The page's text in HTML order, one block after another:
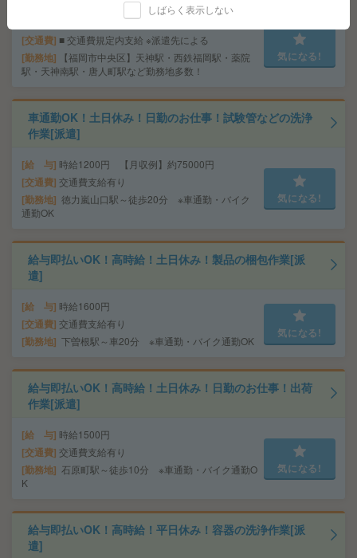
時給1,500円～1,875円
交通費 ■ 交通費規定内支給 ※派遣先による
勤務地
【福岡市中央区】天神駅・西鉄福岡駅・薬院
駅・天神南駅・唐人町駅など勤務地多数！
気になる!
車通勤OK！土日休み！日勤のお仕事！試験管などの洗浄
作業[派遣]
給 与 時給1200円 【月収例】約75000円
交通費 交通費支給有り
勤務地 徳力嵐山口駅～徒歩20分 ※車通勤・バイク
通勤OK
気になる!
給与即払いOK！高時給！土日休み！製品の梱包作業[派
遣]
給 与 時給1600円
交通費 交通費支給有り
勤務地 下曽根駅～車20分 ※車通勤・バイク通勤OK
気になる!
給与即払いOK！高時給！土日休み！日勤のお仕事！出荷
作業[派遣]
給 与 時給1500円
交通費 交通費支給有り
勤務地 石原町駅～徒歩10分 ※車通勤・バイク通勤O
K
気になる!
給与即払いOK！高時給！平日休み！容器の洗浄作業[派
遣]
しばらく表示しない